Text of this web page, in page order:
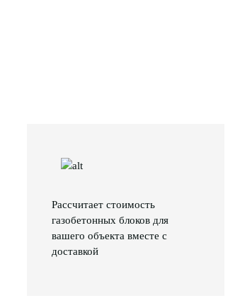
Рассчитает стоимость
газобетонных блоков для
вашего объекта вместе с
доставкой